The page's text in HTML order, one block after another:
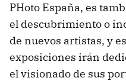
PHoto España, es
el descubrimiento o
de nuevos artistas, y
exposiciones irán
el visionado de sus